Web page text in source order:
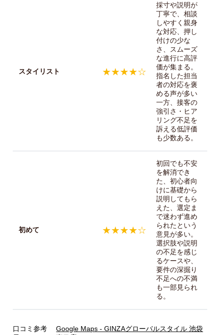
スタイリスト ★★★★☆
採寸や説明が
丁寧で、相談
しやすく親身
な対応、押し
付けの少な
さ、スムーズ
な進行に高評
価が集まる。
指名した担当
者の対応を褒
める声が多い
一方、接客の
強引さ・ヒア
リング不足を
訴える低評価
も少数ある。
初めて ★★★★☆
初回でも不安
を解消でき
た、初心者向
けに基礎から
説明してもら
えた、選定ま
で迷わず進め
られたという
意見が多い。
選択肢や説明
の不足を感じ
るケースや、
要件の深掘り
不足への不満
も一部見られ
る。
口コミ参考
Google Maps - GINZAグローバルスタイル 池袋